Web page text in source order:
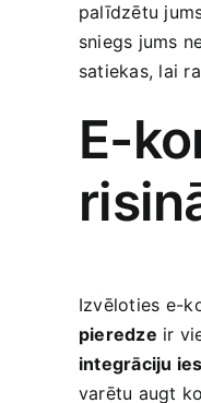
palīdzētu
sniegs jums
satiekas, ​lai
E-
Izvēloties⁣ e-
pieredze ir
integrāciju
varētu augt